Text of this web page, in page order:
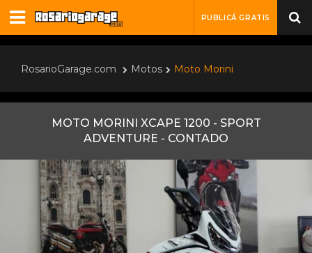
PUBLICÁ GRATIS
RosarioGarage.com Motos Moto Morini
MOTO MORINI XCAPE 1200 - SPORT
ADVENTURE - CONTADO